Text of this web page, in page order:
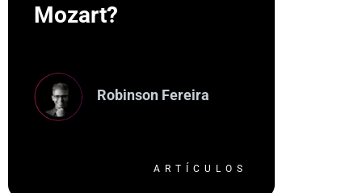
ARTÍCULOS
Mozart?
Robinson Fereira